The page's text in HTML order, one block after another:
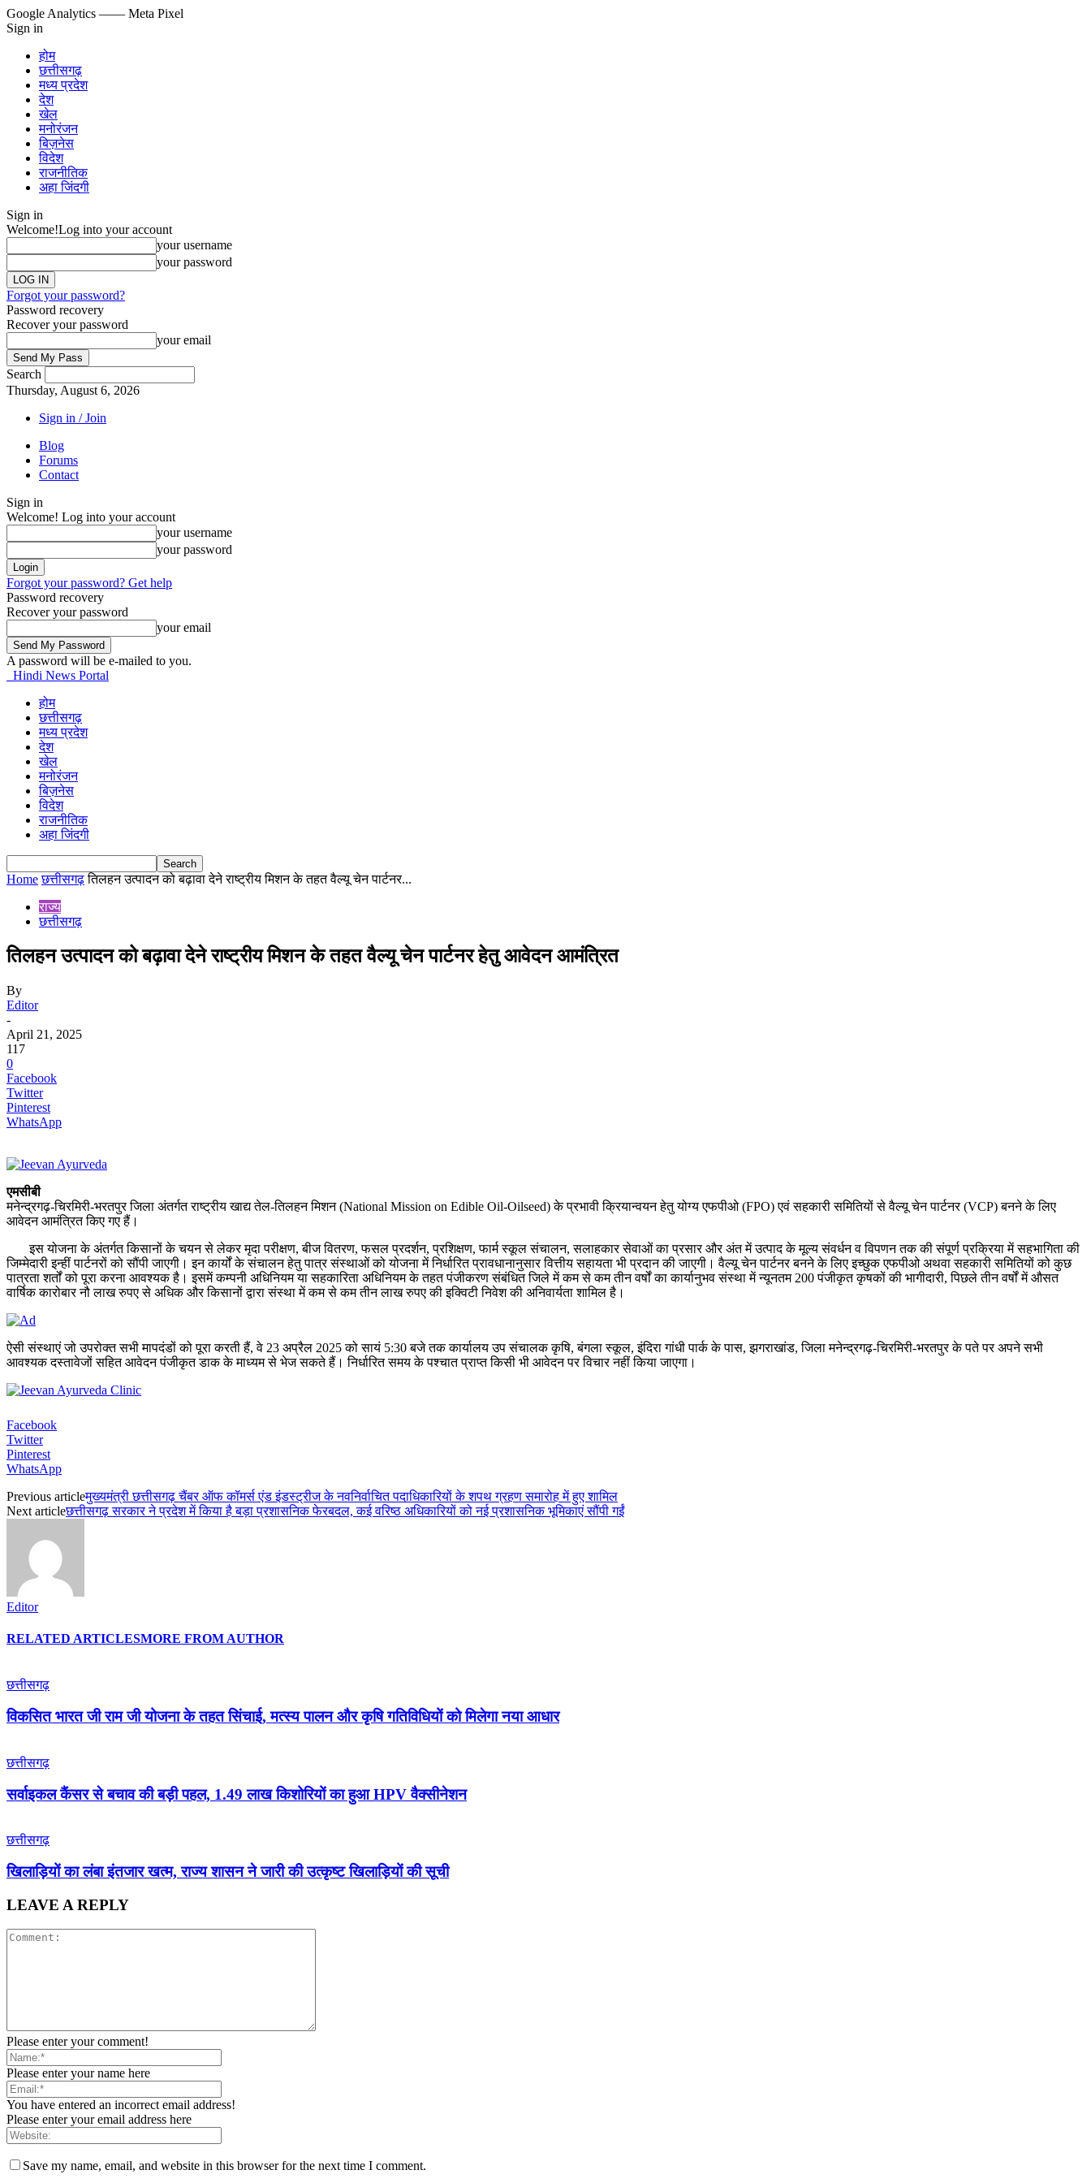
Google Analytics —— Meta Pixel
Sign in
होम
छत्तीसगढ़
मध्य प्रदेश
देश
खेल
मनोरंजन
बिज़नेस
विदेश
राजनीतिक
अहा जिंदगी
Sign in
Welcome!Log into your account
your username
your password
Forgot your password?
Password recovery
Recover your password
your email
Search
Thursday, August 6, 2026
Sign in / Join
Blog
Forums
Contact
Sign in
Welcome! Log into your account
your username
your password
Forgot your password? Get help
Password recovery
Recover your password
your email
A password will be e-mailed to you.
Hindi News Portal
होम
छत्तीसगढ़
मध्य प्रदेश
देश
खेल
मनोरंजन
बिज़नेस
विदेश
राजनीतिक
अहा जिंदगी
Home छत्तीसगढ़ तिलहन उत्पादन को बढ़ावा देने राष्ट्रीय मिशन के तहत वैल्यू चेन पार्टनर...
राज्य
छत्तीसगढ़
तिलहन उत्पादन को बढ़ावा देने राष्ट्रीय मिशन के तहत वैल्यू चेन पार्टनर हेतु आवेदन आमंत्रित
By
Editor
-
April 21, 2025
117
0
Facebook
Twitter
Pinterest
WhatsApp
एमसीबी
मनेन्द्रगढ़-चिरमिरी-भरतपुर जिला अंतर्गत राष्ट्रीय खाद्य तेल-तिलहन मिशन (National Mission on Edible Oil-Oilseed) के प्रभावी क्रियान्वयन हेतु योग्य एफपीओ (FPO) एवं सहकारी समितियों से वैल्यू चेन पार्टनर (VCP) बनने के लिए
आवेदन आमंत्रित किए गए हैं।
इस योजना के अंतर्गत किसानों के चयन से लेकर मृदा परीक्षण, बीज वितरण, फसल प्रदर्शन, प्रशिक्षण, फार्म स्कूल संचालन, सलाहकार सेवाओं का प्रसार और अंत में उत्पाद के मूल्य संवर्धन व विपणन तक की संपूर्ण प्रक्रिया में सहभागिता की
जिम्मेदारी इन्हीं पार्टनरों को सौंपी जाएगी। इन कार्यों के संचालन हेतु पात्र संस्थाओं को योजना में निर्धारित प्रावधानानुसार वित्तीय सहायता भी प्रदान की जाएगी। वैल्यू चेन पार्टनर बनने के लिए इच्छुक एफपीओ अथवा सहकारी समितियों को कुछ
पात्रता शर्तों को पूरा करना आवश्यक है। इसमें कम्पनी अधिनियम या सहकारिता अधिनियम के तहत पंजीकरण संबंधित जिले में कम से कम तीन वर्षों का कार्यानुभव संस्था में न्यूनतम 200 पंजीकृत कृषकों की भागीदारी, पिछले तीन वर्षों में औसत
वार्षिक कारोबार नौ लाख रुपए से अधिक और किसानों द्वारा संस्था में कम से कम तीन लाख रुपए की इक्विटी निवेश की अनिवार्यता शामिल है।
ऐसी संस्थाएं जो उपरोक्त सभी मापदंडों को पूरा करती हैं, वे 23 अप्रैल 2025 को सायं 5:30 बजे तक कार्यालय उप संचालक कृषि, बंगला स्कूल, इंदिरा गांधी पार्क के पास, झगराखांड, जिला मनेन्द्रगढ़-चिरमिरी-भरतपुर के पते पर अपने सभी
आवश्यक दस्तावेजों सहित आवेदन पंजीकृत डाक के माध्यम से भेज सकते हैं। निर्धारित समय के पश्चात प्राप्त किसी भी आवेदन पर विचार नहीं किया जाएगा।
Facebook
Twitter
Pinterest
WhatsApp
Previous articleमुख्यमंत्री छत्तीसगढ़ चैंबर ऑफ कॉमर्स एंड इंडस्ट्रीज के नवनिर्वाचित पदाधिकारियों के शपथ ग्रहण समारोह में हुए शामिल
Next articleछत्तीसगढ़ सरकार ने प्रदेश में किया है बड़ा प्रशासनिक फेरबदल, कई वरिष्ठ अधिकारियों को नई प्रशासनिक भूमिकाएं सौंपी गईं
Editor
RELATED ARTICLESMORE FROM AUTHOR
छत्तीसगढ़
विकसित भारत जी राम जी योजना के तहत सिंचाई, मत्स्य पालन और कृषि गतिविधियों को मिलेगा नया आधार
छत्तीसगढ़
सर्वाइकल कैंसर से बचाव की बड़ी पहल, 1.49 लाख किशोरियों का हुआ HPV वैक्सीनेशन
छत्तीसगढ़
खिलाड़ियों का लंबा इंतजार खत्म, राज्य शासन ने जारी की उत्कृष्ट खिलाड़ियों की सूची
LEAVE A REPLY
Please enter your comment!
Please enter your name here
You have entered an incorrect email address!
Please enter your email address here
Save my name, email, and website in this browser for the next time I comment.